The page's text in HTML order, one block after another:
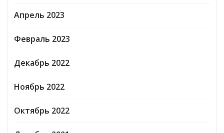
Апрель 2023
Февраль 2023
Декабрь 2022
Ноябрь 2022
Октябрь 2022